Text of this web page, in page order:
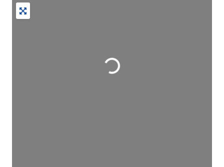
Wird geladen …